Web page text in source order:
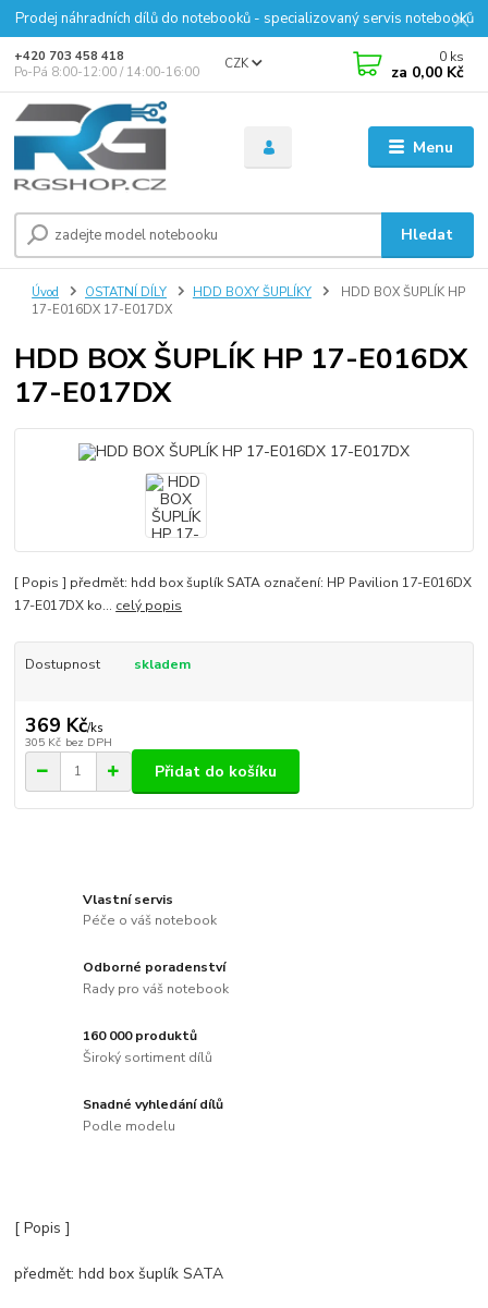
Prodej náhradních dílů do notebooků - specializovaný servis notebooků
Menu
CZK
Hledat
+420 703 458 418
Po-Pá 8:00-12:00 / 14:00-16:00
0 ks
za 0,00 Kč
Úvod OSTATNÍ DÍLY HDD BOXY ŠUPLÍKY
HDD BOX ŠUPLÍK HP
17-E016DX 17-E017DX
HDD BOX ŠUPLÍK HP 17-E016DX
17-E017DX
[ Popis ] předmět: hdd box šuplík SATA označení: HP Pavilion 17-E016DX
17-E017DX ko... celý popis
Dostupnost skladem
369 Kč/ks
305 Kč bez DPH
Přidat do košíku
Vlastní servis
Péče o váš notebook
Odborné poradenství
Rady pro váš notebook
160 000 produktů
Široký sortiment dílů
Snadné vyhledání dílů
Podle modelu
[ Popis ]
předmět: hdd box šuplík SATA